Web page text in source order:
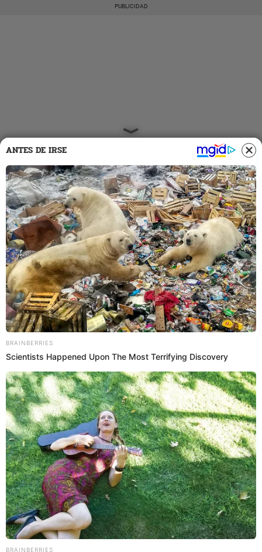
24 Jun 2022 | 22:23 h
The Walt Disney Company y Starz unen fuerzas
en América Latina
Se ofrece a los consumidores la posibilidad de acceder de forma
conjunta a los servicios Star+, Disney+ y STARZPLAY en Perú
Cine y Series TV El Popular
Disney Channel
ANTES DE IRSE